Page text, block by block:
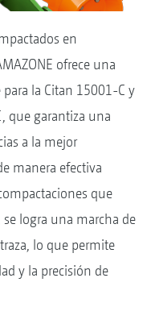
en
ofrece una
la Citan 15001-C y
que garantiza una
a la mejor
manera efectiva
que
logra una marcha de
lo que permite
y la precisión de